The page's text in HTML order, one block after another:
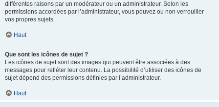
différentes raisons par un modérateur ou un administrateur. Selon les
permissions accordées par l’administrateur, vous pouvez ou non verrouiller
vos propres sujets.
Haut
Que sont les icônes de sujet ?
Les icônes de sujet sont des images qui peuvent être associées à des
messages pour refléter leur contenu. La possibilité d’utiliser des icônes de
sujet dépend des permissions définies par l’administrateur.
Haut